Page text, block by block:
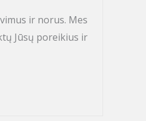
ir norus. Mes
Jūsų poreikius ir